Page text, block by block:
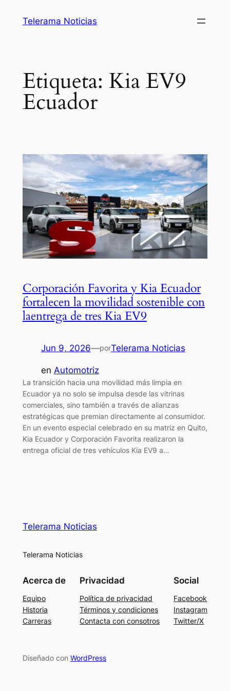
Telerama Noticias
Etiqueta: Kia EV9
Ecuador
Corporación Favorita y Kia Ecuador
fortalecen la movilidad sostenible con
laentrega de tres Kia EV9
Jun 9, 2026—porTelerama Noticias
en Automotriz
La transición hacia una movilidad más limpia en
Ecuador ya no solo se impulsa desde las vitrinas
comerciales, sino también a través de alianzas
estratégicas que premian directamente al consumidor.
En un evento especial celebrado en su matriz en Quito,
Kia Ecuador y Corporación Favorita realizaron la
entrega oficial de tres vehículos Kia EV9 a…
Telerama Noticias
Telerama Noticias
Acerca de
Equipo
Historia
Carreras
Privacidad
Política de privacidad
Términos y condiciones
Contacta con consotros
Social
Facebook
Instagram
Twitter/X
Diseñado con WordPress